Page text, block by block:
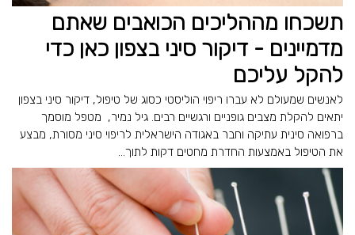
תשכחו מההליכים הכואבים שאתם
מדמיינים - דיקור סיני בצפון כאן כדי
להקל עליכם
לאנשים שמעולם לא עברו ריפוי הוליסטי כסוג של טיפול, דיקור סיני בצפון
יתאים להקלת מצבים גופניים ורגשיים רבים. גיל נמיר, מטפל מוסמך
ברפואה סינית עתיקה וחבר באגודה הישראלית לריפוי סיני מסורת, מבצע
את הטיפול באמצעות החדרת מחטים דקות לתוך...